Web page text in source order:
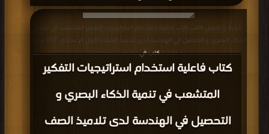
كتاب فاعلية استخدام استراتيجيات التفكير
المتشعب في تنمية الذكاء البصري و
التحصيل في الهندسة لدى تلاميذ الصف
قراءة و تحميل كتاب كتاب فاعلية استخدام استراتيجيات التفكير المتشعب في تنمية
| مكتبة >كتب في| التحميل : مرة/مرات